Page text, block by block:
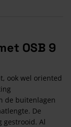
OSB 9
ook wel oriented
de buitenlagen
De
gestrooid. Al